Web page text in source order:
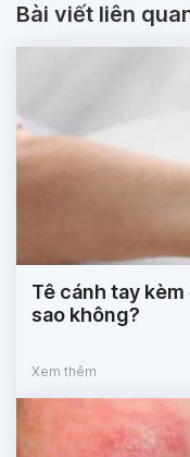
Bài viết liên
Tê cánh tay
sao không?
Xem thêm